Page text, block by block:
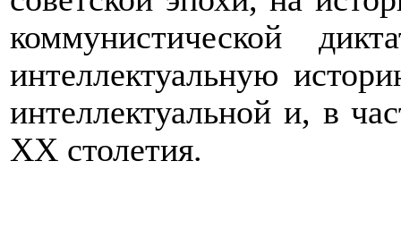
коммунистической
интеллектуальную
интеллектуальной и, в
ХХ столетия.